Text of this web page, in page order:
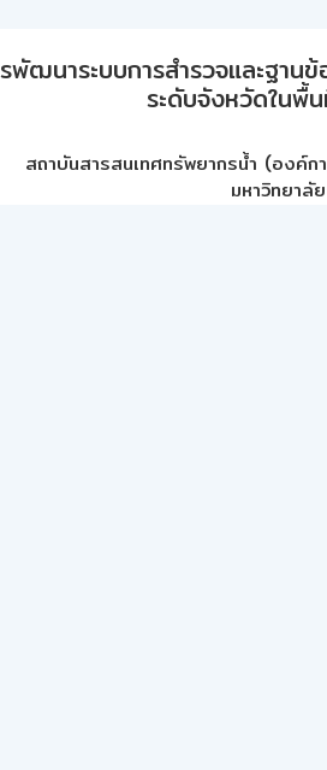
พัฒนาระบบการสำรวจและฐา
ระดับจังหวัดในพื้
สถาบันสารสนเทศทรัพยากรน้ำ (องค์ก
มหาวิทยาลั